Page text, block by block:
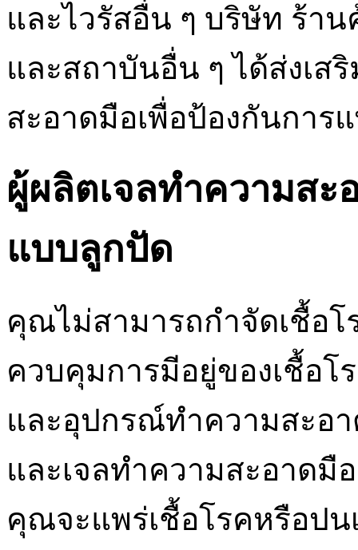
และไวรัสอื่น ๆ บริษัท ร้า
และสถาบันอื่น ๆ ได้ส่งเส
สะอาดมือเพื่อป้องกันการ
ผู้ผลิตเจลทำความส
แบบลูกปัด
คุณไม่สามารถกำจัดเชื้อ
ควบคุมการมีอยู่ของเชื้อ
และอุปกรณ์ทำความสะอา
และเจลทำความสะอาดมื
คุณจะแพร่เชื้อโรคหรือป